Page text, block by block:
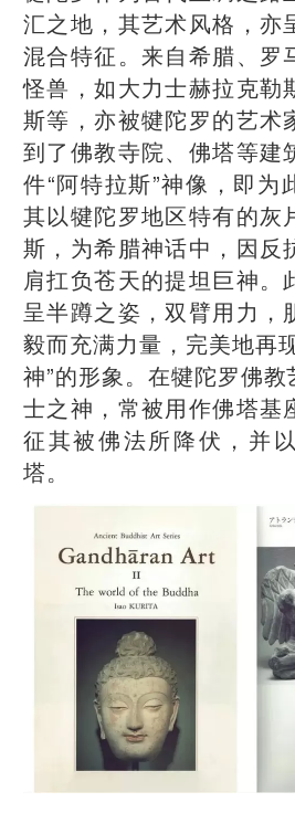
汇之地，其艺术风格，亦
混合特征。来自希腊、罗
怪兽，如大力士赫拉克勒
斯等，亦被犍陀罗的艺术
到了佛教寺院、佛塔等建
件“阿特拉斯”神像，即为
其以犍陀罗地区特有的灰
斯，为希腊神话中，因反
肩扛负苍天的提坦巨神。
呈半蹲之姿，双臂用力，
毅而充满力量，完美地再
神”的形象。在犍陀罗佛
士之神，常被用作佛塔基
征其被佛法所降伏，并
塔。